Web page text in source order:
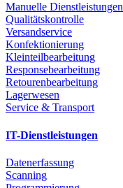
Manuelle Dienstleistungen
Qualitätskontrolle
Versandservice
Konfektionierung
Kleinteilbearbeitung
Responsebearbeitung
Retourenbearbeitung
Lagerwesen
Service & Transport
IT-Dienstleistungen
Datenerfassung
Scanning